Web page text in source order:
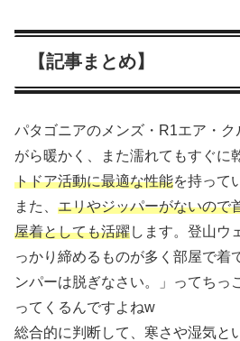
【記事まとめ】
パタゴニアのメンズ・R1エア・
がら暖かく、また濡れてもすぐに
トドア活動に最適な性能を持って
また、 エリやジッパーがないので
屋着としても活躍します。登山ウ
っかり締めるものが多く部屋で着
ンパーは脱ぎなさい。」ってちっ
ってくるんですよねw
総合的に判断して、寒さや湿気と